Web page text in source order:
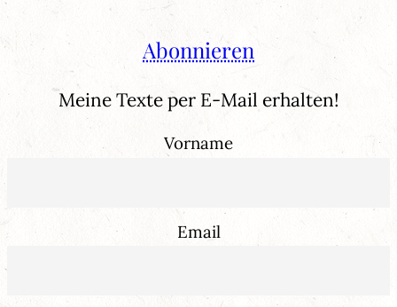
Abonnieren
Meine Texte per E-Mail erhalten!
Vorname
Email